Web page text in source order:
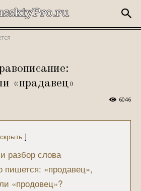
«прадавец»
6046
скрыть
разбор слова
пишется: «продавец»,
«продовец»?